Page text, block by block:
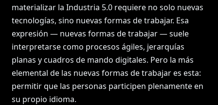
materializar la Industria 5.0 requiere no solo nuevas
tecnologías, sino nuevas formas de trabajar. Esa
expresión — nuevas formas de trabajar — suele
interpretarse como procesos ágiles, jerarquías
planas y cuadros de mando digitales. Pero la más
elemental de las nuevas formas de trabajar es esta:
permitir que las personas participen plenamente en
su propio idioma.